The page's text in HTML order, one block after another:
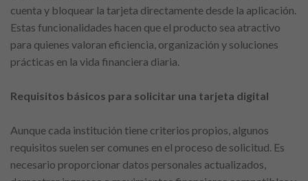
cuenta y bloquear la tarjeta directamente desde la aplicación.
Estas funcionalidades hacen que el producto sea atractivo
para quienes valoran eficiencia, organización y soluciones
prácticas en la vida financiera diaria.
Requisitos básicos para solicitar una tarjeta digital
Aunque cada institución tiene criterios propios, algunos
requisitos suelen ser comunes en el proceso de solicitud. Es
necesario proporcionar datos personales actualizados,